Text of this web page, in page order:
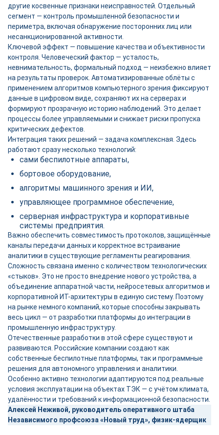
другие косвенные признаки неисправностей. Отдельный
сегмент — контроль промышленной безопасности и
периметра, включая обнаружение посторонних лиц или
несанкционированной активности.
Ключевой эффект — повышение качества и объективности
контроля. Человеческий фактор — усталость,
невнимательность, формальный подход — неизбежно влияет
на результаты проверок. Автоматизированные облёты с
применением алгоритмов компьютерного зрения фиксируют
данные в цифровом виде, сохраняют их на серверах и
формируют прозрачную историю наблюдений. Это делает
процессы более управляемыми и снижает риски пропуска
критических дефектов.
Интеграция таких решений — задача комплексная. Здесь
работают сразу несколько технологий:
сами беспилотные аппараты,
бортовое оборудование,
алгоритмы машинного зрения и ИИ,
управляющее программное обеспечение,
серверная инфраструктура и корпоративные
системы предприятия.
Важно обеспечить совместимость протоколов, защищённые
каналы передачи данных и корректное встраивание
аналитики в существующие регламенты реагирования.
Сложность связана именно с количеством технологических
«стыков». Это не просто внедрение нового устройства, а
объединение аппаратной части, нейросетевых алгоритмов и
корпоративной ИТ-архитектуры в единую систему. Поэтому
на рынке немного компаний, которые способны закрывать
весь цикл — от разработки платформы до интеграции в
промышленную инфраструктуру.
Отечественные разработки в этой сфере существуют и
развиваются. Российские компании создают как
собственные беспилотные платформы, так и программные
решения для автономного управления и аналитики.
Особенно активно технологии адаптируются под реальные
условия эксплуатации на объектах ТЭК — с учётом климата,
удалённости и требований к информационной безопасности.
Алексей Неживой, руководитель оперативного штаба
Независимого профсоюза «Новый труд», физик-ядерщик